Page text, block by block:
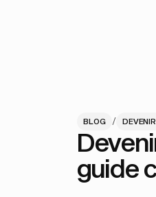
BLOG /
guide